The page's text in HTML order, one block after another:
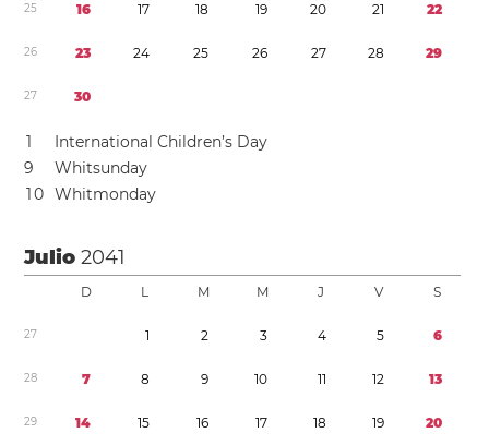
25 16 17 18 19 20 21 22
26 23 24 25 26 27 28 29
27 30
1
International Children’s Day
9
Whitsunday
10 Whitmonday
Julio2041
D L M M J V S
27 1 2 3 4 5 6
28 7 8 9 10 11 12 13
29 14 15 16 17 18 19 20